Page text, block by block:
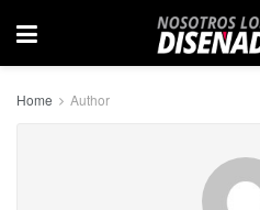
Home Author